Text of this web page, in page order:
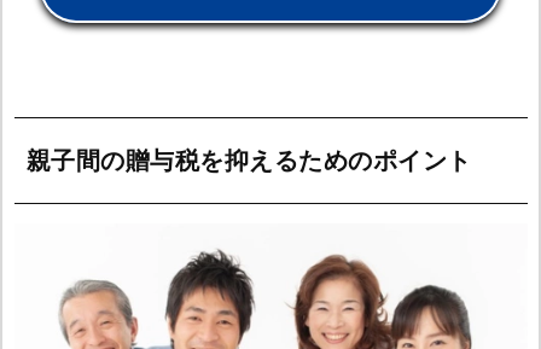
親子間の贈与税を抑えるためのポイント